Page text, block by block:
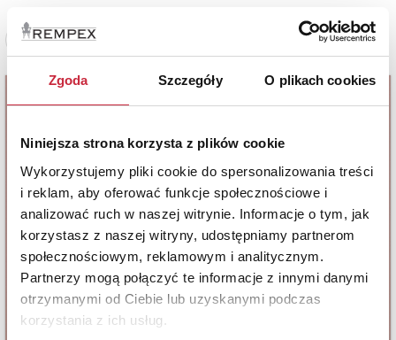
Zgoda Szczegóły O plikach cookies
Niniejsza strona korzysta z plików cookie
Wykorzystujemy pliki cookie do spersonalizowania treści
i reklam, aby oferować funkcje społecznościowe i
analizować ruch w naszej witrynie. Informacje o tym, jak
korzystasz z naszej witryny, udostępniamy partnerom
społecznościowym, reklamowym i analitycznym.
Partnerzy mogą połączyć te informacje z innymi danymi
otrzymanymi od Ciebie lub uzyskanymi podczas
korzystania z ich usług.
Zobacz pełne informacje